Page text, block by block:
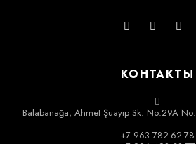
КОНТАКТЫ
Balabanağa, Ahmet Şuayip Sk. No:29A
+7 963 782-62-78